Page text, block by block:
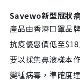
Savewo新型冠狀
產品由香港口罩品
抗疫優惠價低至
要以採集鼻液樣本
變種病毒，準確度